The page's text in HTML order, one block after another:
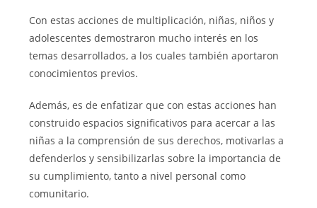
Con estas acciones de multiplicación, niñas, niños y
adolescentes demostraron mucho interés en los
temas desarrollados, a los cuales también aportaron
conocimientos previos.
Además, es de enfatizar que con estas acciones han
construido espacios significativos para acercar a las
niñas a la comprensión de sus derechos, motivarlas a
defenderlos y sensibilizarlas sobre la importancia de
su cumplimiento, tanto a nivel personal como
comunitario.